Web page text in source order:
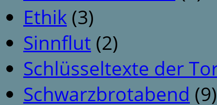
Ethik (3)
Sinnflut (2)
Schlüsseltexte der
Schwarzbrotabend (9)